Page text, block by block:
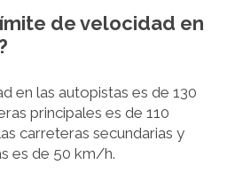
de velocidad en
en las autopistas es de 130
principales es de 110
carreteras secundarias y
es de 50 km/h.